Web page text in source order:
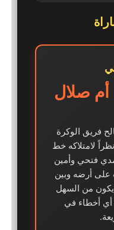
🔵 الوكرة 2 - 1 أم صلال
فريق الوكرة
نظراً لامتلاكه خط
فتحي وأمين
على أرضه وبين
من السهل
أي أخطاء في